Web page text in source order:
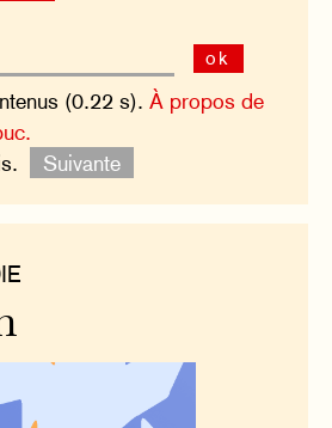
ok
(0.22 s).À propos de
Suivante